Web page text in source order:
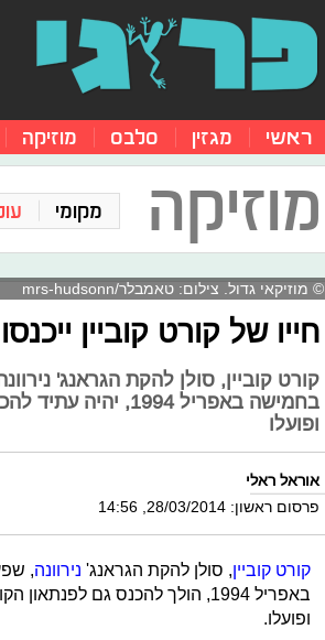
ראשי מגזין סלבס מוזיקה
מוזיקה מקומי
© מוזיקאי גדול. צילום: טאמבלר/mrs-hudsonn
חייו של קורט קוביין
בחמישה באפריל
ופועלו
אוראל ראלי
פרסום ראשון: 28/03/2014, 14:56
קורט קוביין, סולן להקת הגראנג' נירוונה
באפריל 1994, הולך להכנס גם
ופועלו.